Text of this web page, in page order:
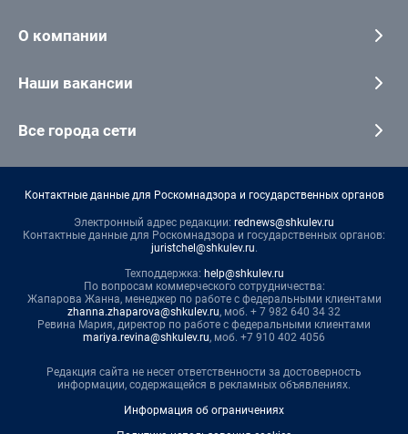
О компании
Наши вакансии
Все города сети
Контактные данные для Роскомнадзора и государственных органов
Электронный адрес редакции: rednews@shkulev.ru
Контактные данные для Роскомнадзора и государственных органов:
juristchel@shkulev.ru.
Техподдержка: help@shkulev.ru
По вопросам коммерческого сотрудничества:
Жапарова Жанна, менеджер по работе с федеральными клиентами
zhanna.zhaparova@shkulev.ru, моб. + 7 982 640 34 32
Ревина Мария, директор по работе с федеральными клиентами
mariya.revina@shkulev.ru, моб. +7 910 402 4056
Редакция сайта не несет ответственности за достоверность
информации, содержащейся в рекламных объявлениях.
Информация об ограничениях